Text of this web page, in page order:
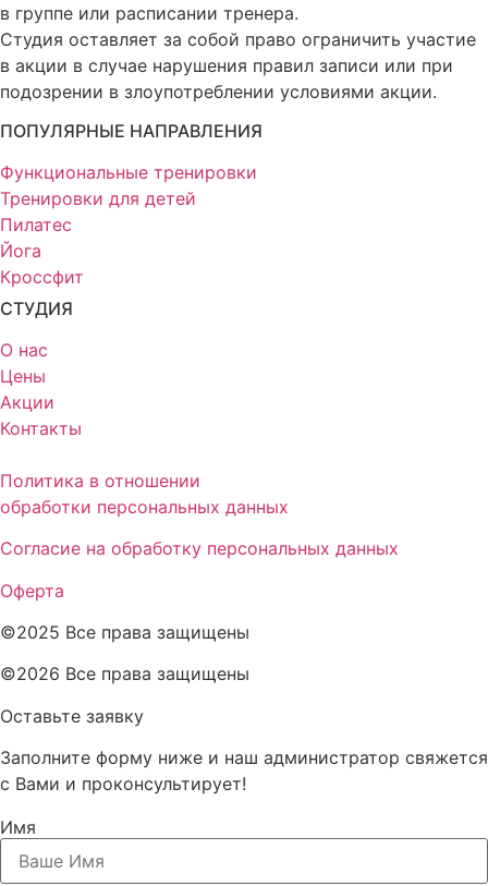
в группе или расписании тренера.
Студия оставляет за собой право ограничить участие
в акции в случае нарушения правил записи или при
подозрении в злоупотреблении условиями акции.
ПОПУЛЯРНЫЕ НАПРАВЛЕНИЯ
Функциональные тренировки
Тренировки для детей
Пилатес
Йога
Кроссфит
СТУДИЯ
О нас
Цены
Акции
Контакты
Политика в отношении
обработки персональных данных
Согласие на обработку персональных данных
Оферта
©2025 Все права защищены
©2026 Все права защищены
Оставьте заявку
Заполните форму ниже и наш администратор свяжется
с Вами и проконсультирует!
Имя